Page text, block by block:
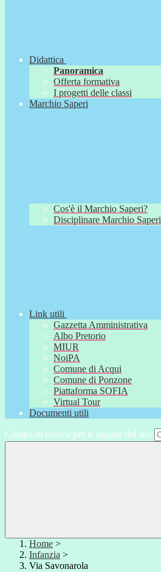
Didattica
Panoramica
Offerta formativa
I progetti delle classi
Marchio Saperi
Cos'è il Marchio Saperi?
Disciplinare Marchio Saperi
Link utili
Gazzetta Amministrativa
Albo Pretorio
MIUR
NoiPA
Comune di Acqui
Comune di Ponzone
Piattaforma SOFIA
Virtual Tour
Documenti utili
Campo di ricerca per le pagine del sito
Home >
Infanzia >
Via Savonarola